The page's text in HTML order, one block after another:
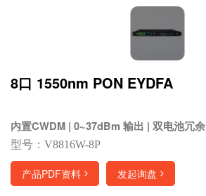
8口 1550nm PON EYDFA
内置CWDM | 0~37dBm 输出 | 双电池冗余
型号：V8816W-8P
产品PDF资料 发起询盘